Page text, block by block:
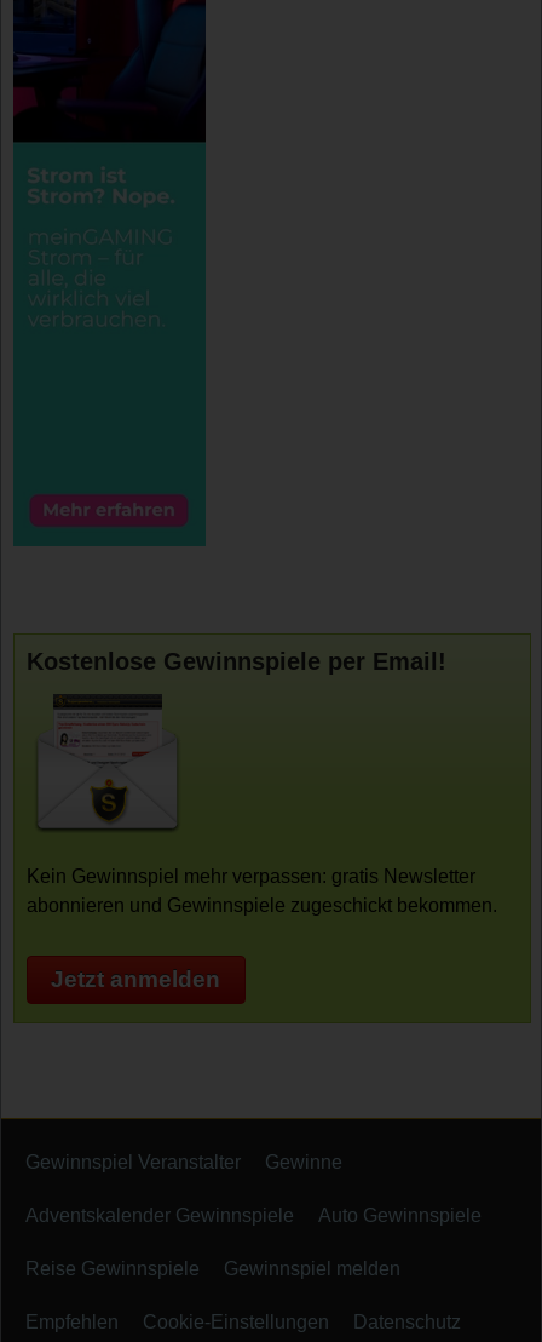
Kostenlose Gewinnspiele per Email!
Kein Gewinnspiel mehr verpassen: gratis Newsletter
abonnieren und Gewinnspiele zugeschickt bekommen.
Jetzt anmelden
Gewinnspiel Veranstalter Gewinne
Adventskalender Gewinnspiele Auto Gewinnspiele
Reise Gewinnspiele Gewinnspiel melden
Empfehlen Cookie-Einstellungen Datenschutz